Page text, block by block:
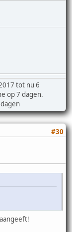
tot nu 6
op 7 dagen.
#30